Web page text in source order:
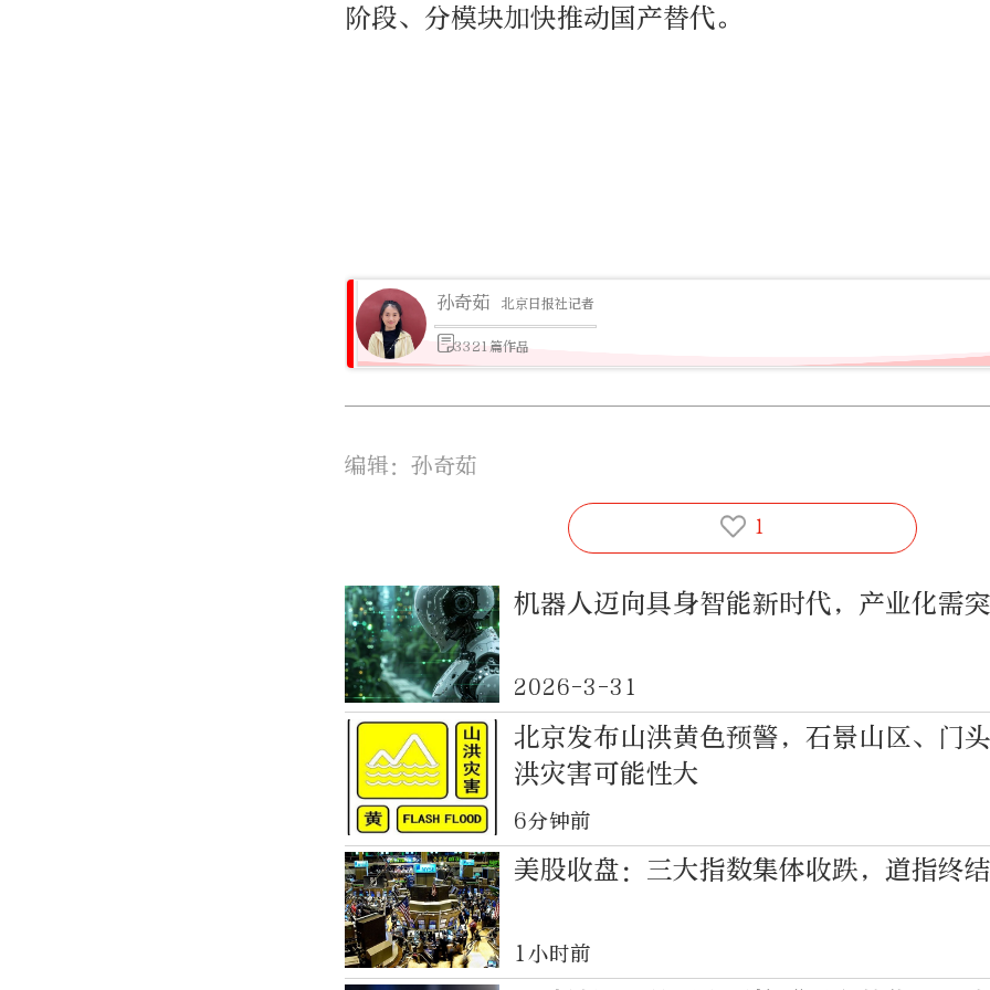
阶段、分模块加快推动国产替代。
孙奇茹 北京日报社记者
3321篇作品
编辑：孙奇茹
1
机器人迈向具身智能新时代，产业化需
2026-3-31
北京发布山洪黄色预警，石景山区、门
洪灾害可能性大
6分钟前
美股收盘：三大指数集体收跌，道指终
1小时前